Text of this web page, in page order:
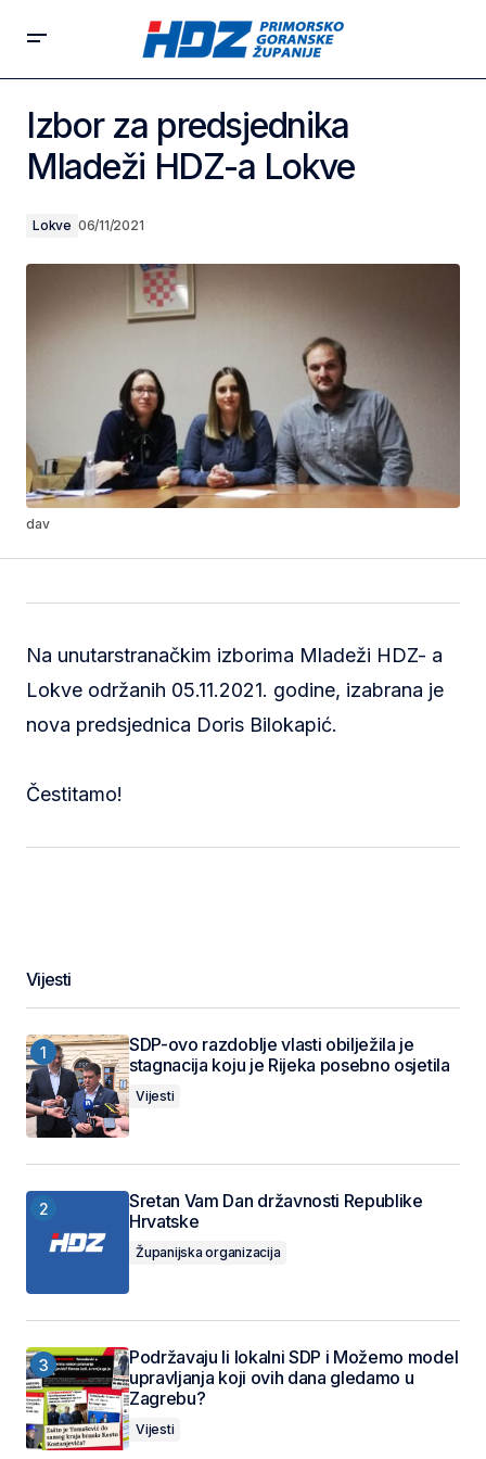
Izbor za predsjednika
Mladeži HDZ-a Lokve
Lokve 06/11/2021
dav
Na unutarstranačkim izborima Mladeži HDZ- a
Lokve održanih 05.11.2021. godine, izabrana je
nova predsjednica Doris Bilokapić.
Čestitamo!
Vijesti
SDP-ovo razdoblje vlasti obilježila je
stagnacija koju je Rijeka posebno osjetila
Vijesti
Sretan Vam Dan državnosti Republike
Hrvatske
Županijska organizacija
Podržavaju li lokalni SDP i Možemo model
upravljanja koji ovih dana gledamo u
Zagrebu?
Vijesti